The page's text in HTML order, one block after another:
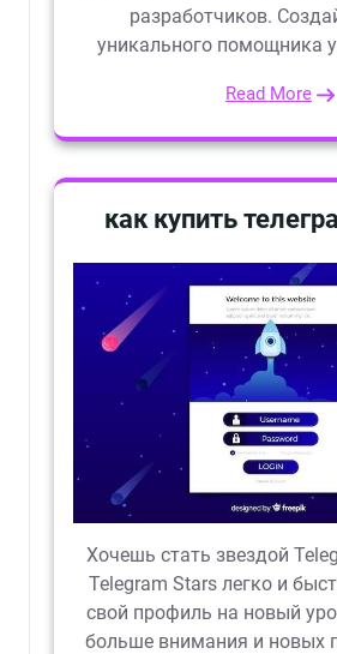
разработчиков.
уникального помощника
Read More
как купить
Хочешь стать звездой
Telegram Stars легко и
свой профиль на новый
больше внимания и новых